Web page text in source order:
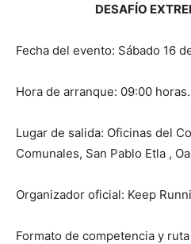
DESAFÍO
Fecha del evento: Sábado 16
Hora de arranque: 09:00 horas.
Lugar de salida: Oficinas del
Comunales, San Pablo Etla ,
Organizador oficial: Keep
Formato de competencia y